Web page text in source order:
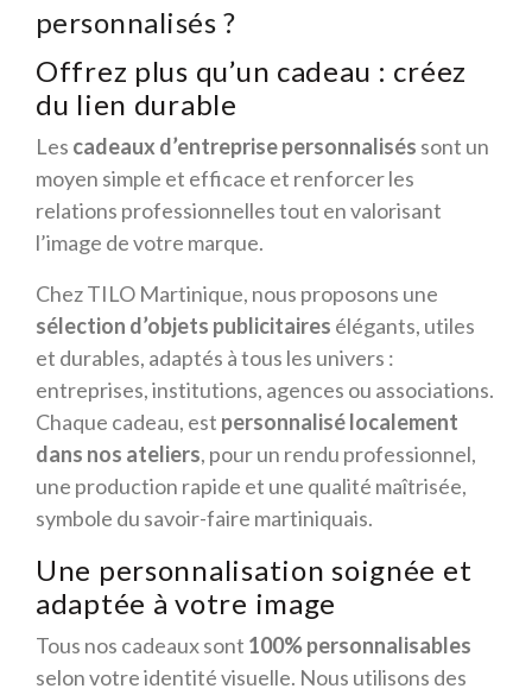
personnalisés ?
Offrez plus qu’un cadeau : créez
du lien durable
Les cadeaux d’entreprise personnalisés sont un
moyen simple et efficace et renforcer les
relations professionnelles tout en valorisant
l’image de votre marque.
Chez TILO Martinique, nous proposons une
sélection d’objets publicitaires élégants, utiles
et durables, adaptés à tous les univers :
entreprises, institutions, agences ou associations.
Chaque cadeau, est personnalisé localement
dans nos ateliers, pour un rendu professionnel,
une production rapide et une qualité maîtrisée,
symbole du savoir-faire martiniquais.
Une personnalisation soignée et
adaptée à votre image
Tous nos cadeaux sont 100% personnalisables
selon votre identité visuelle. Nous utilisons des